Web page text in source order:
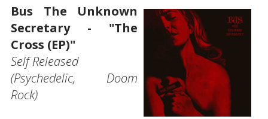
Bus The Unknown
Secretary - "The
Cross (EP)"
Self Released
(Psychedelic, Doom
Rock)